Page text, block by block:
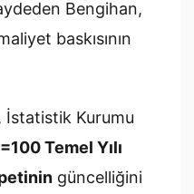
Bengihan,
baskısının
İstatistik Kurumu
Temel Yılı
güncelliğini